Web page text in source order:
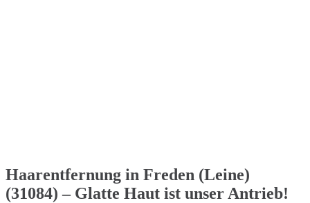
Haarentfernung in Freden (Leine)
(31084) – Glatte Haut ist unser Antrieb!